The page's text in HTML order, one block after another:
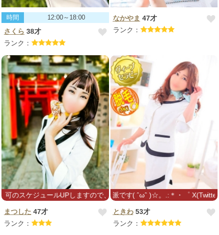
時間 12:00～18:00
さくら 38才
ランク：
なかやま 47才
ランク：
ジュールUPしますので、お気軽にお問い合わせください〜⭐︎
まつした 47才
ランク：
目玉焼きはソース派です( ˆωˆ )☆。.:＊・゜ X(Twitter)でも
ときわ53才
ランク：